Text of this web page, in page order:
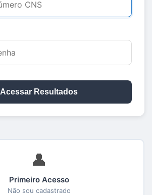
Acessar Resultados
👤
Primeiro Acesso
Não sou cadastrado